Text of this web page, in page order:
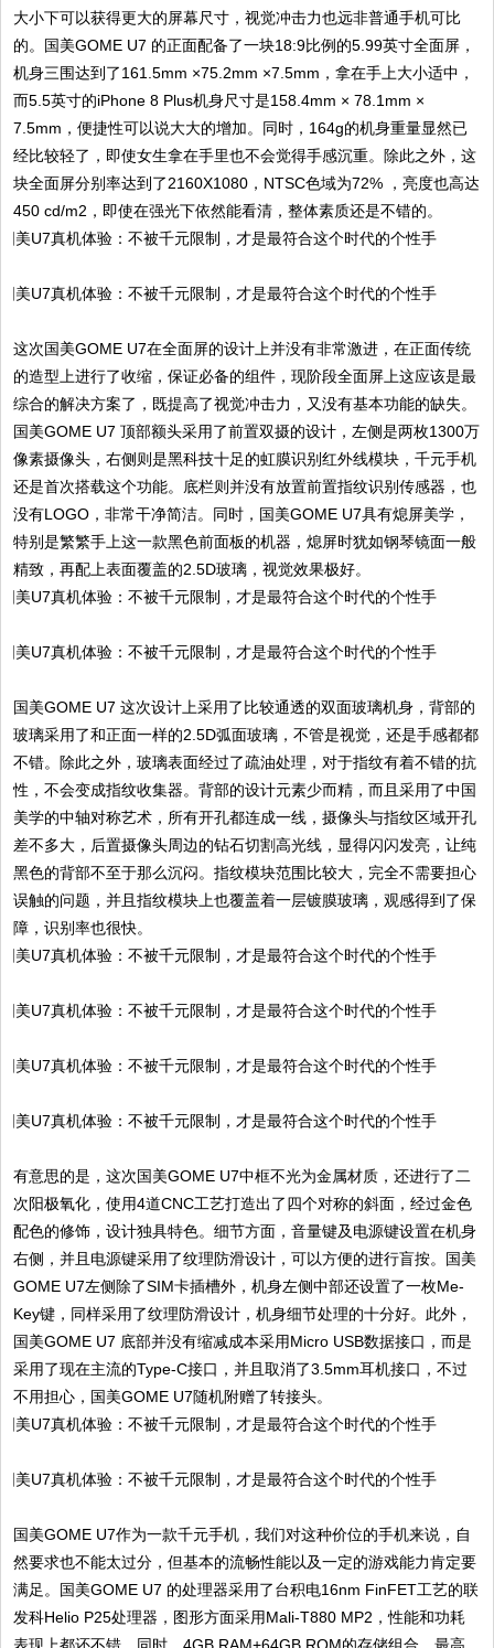
大小下可以获得更大的屏幕尺寸，视觉冲击力也远非普通手机可比
的。国美GOME U7 的正面配备了一块18:9比例的5.99英寸全面屏，
机身三围达到了161.5mm ×75.2mm ×7.5mm，拿在手上大小适中，
而5.5英寸的iPhone 8 Plus机身尺寸是158.4mm × 78.1mm ×
7.5mm，便捷性可以说大大的增加。同时，164g的机身重量显然已
经比较轻了，即使女生拿在手里也不会觉得手感沉重。除此之外，这
块全面屏分别率达到了2160X1080，NTSC色域为72% ，亮度也高达
450 cd/m2，即使在强光下依然能看清，整体素质还是不错的。
这次国美GOME U7在全面屏的设计上并没有非常激进，在正面传统
的造型上进行了收缩，保证必备的组件，现阶段全面屏上这应该是最
综合的解决方案了，既提高了视觉冲击力，又没有基本功能的缺失。
国美GOME U7 顶部额头采用了前置双摄的设计，左侧是两枚1300万
像素摄像头，右侧则是黑科技十足的虹膜识别红外线模块，千元手机
还是首次搭载这个功能。底栏则并没有放置前置指纹识别传感器，也
没有LOGO，非常干净简洁。同时，国美GOME U7具有熄屏美学，
特别是繁繁手上这一款黑色前面板的机器，熄屏时犹如钢琴镜面一般
精致，再配上表面覆盖的2.5D玻璃，视觉效果极好。
国美GOME U7 这次设计上采用了比较通透的双面玻璃机身，背部的
玻璃采用了和正面一样的2.5D弧面玻璃，不管是视觉，还是手感都都
不错。除此之外，玻璃表面经过了疏油处理，对于指纹有着不错的抗
性，不会变成指纹收集器。背部的设计元素少而精，而且采用了中国
美学的中轴对称艺术，所有开孔都连成一线，摄像头与指纹区域开孔
差不多大，后置摄像头周边的钻石切割高光线，显得闪闪发亮，让纯
黑色的背部不至于那么沉闷。指纹模块范围比较大，完全不需要担心
误触的问题，并且指纹模块上也覆盖着一层镀膜玻璃，观感得到了保
障，识别率也很快。
有意思的是，这次国美GOME U7中框不光为金属材质，还进行了二
次阳极氧化，使用4道CNC工艺打造出了四个对称的斜面，经过金色
配色的修饰，设计独具特色。细节方面，音量键及电源键设置在机身
右侧，并且电源键采用了纹理防滑设计，可以方便的进行盲按。国美
GOME U7左侧除了SIM卡插槽外，机身左侧中部还设置了一枚Me-
Key键，同样采用了纹理防滑设计，机身细节处理的十分好。此外，
国美GOME U7 底部并没有缩减成本采用Micro USB数据接口，而是
采用了现在主流的Type-C接口，并且取消了3.5mm耳机接口，不过
不用担心，国美GOME U7随机附赠了转接头。
国美GOME U7作为一款千元手机，我们对这种价位的手机来说，自
然要求也不能太过分，但基本的流畅性能以及一定的游戏能力肯定要
满足。国美GOME U7 的处理器采用了台积电16nm FinFET工艺的联
发科Helio P25处理器，图形方面采用Mali-T880 MP2，性能和功耗